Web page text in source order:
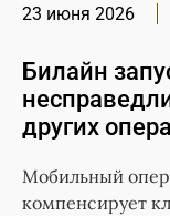
23 июня 2026
Билайн
других
Мобильный
компенсирует